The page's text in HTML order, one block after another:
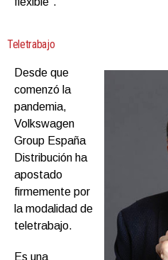
Teletrabajo
Desde que
comenzó la
pandemia,
Volkswagen
Group España
Distribución ha
apostado
firmemente por
la modalidad de
teletrabajo.
Es una